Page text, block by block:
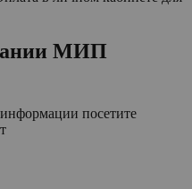
МИП
посетите